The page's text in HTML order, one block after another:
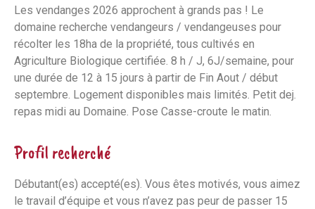
Les vendanges 2026 approchent à grands pas ! Le
domaine recherche vendangeurs / vendangeuses pour
récolter les 18ha de la propriété, tous cultivés en
Agriculture Biologique certifiée. 8 h / J, 6J/semaine, pour
une durée de 12 à 15 jours à partir de Fin Aout / début
septembre. Logement disponibles mais limités. Petit dej.
repas midi au Domaine. Pose Casse-croute le matin.
Profil recherché
Débutant(es) accepté(es). Vous êtes motivés, vous aimez
le travail d’équipe et vous n’avez pas peur de passer 15